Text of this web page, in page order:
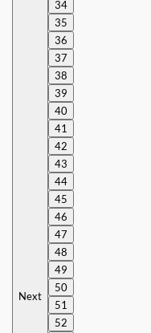
Next
34
35
36
37
38
39
40
41
42
43
44
45
46
47
48
49
50
51
52